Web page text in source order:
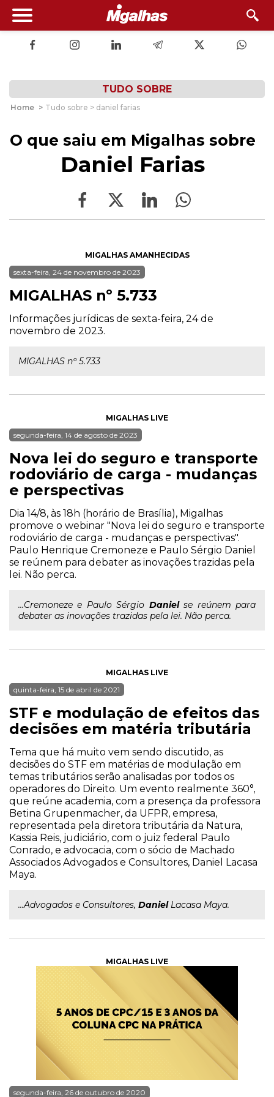
TUDO SOBRE
Home > Tudo sobre > daniel farias
O que saiu em Migalhas sobre
Daniel Farias
MIGALHAS AMANHECIDAS
sexta-feira, 24 de novembro de 2023
MIGALHAS nº 5.733
Informações jurídicas de sexta-feira, 24 de
novembro de 2023.
MIGALHAS nº 5.733
MIGALHAS LIVE
segunda-feira, 14 de agosto de 2023
Nova lei do seguro e transporte
rodoviário de carga - mudanças
e perspectivas
Dia 14/8, às 18h (horário de Brasília), Migalhas
promove o webinar "Nova lei do seguro e transporte
rodoviário de carga - mudanças e perspectivas".
Paulo Henrique Cremoneze e Paulo Sérgio Daniel
se reúnem para debater as inovações trazidas pela
lei. Não perca.
...Cremoneze e Paulo Sérgio Danielse reúnem para
debater as inovações trazidas pela lei. Não perca.
MIGALHAS LIVE
quinta-feira, 15 de abril de 2021
STF e modulação de efeitos das
decisões em matéria tributária
Tema que há muito vem sendo discutido, as
decisões do STF em matérias de modulação em
temas tributários serão analisadas por todos os
operadores do Direito. Um evento realmente 360°,
que reúne academia, com a presença da professora
Betina Grupenmacher, da UFPR, empresa,
representada pela diretora tributária da Natura,
Kassia Reis, judiciário, com o juiz federal Paulo
Conrado, e advocacia, com o sócio de Machado
Associados Advogados e Consultores, Daniel Lacasa
Maya.
...Advogados e Consultores, DanielLacasa Maya.
MIGALHAS LIVE
segunda-feira, 26 de outubro de 2020